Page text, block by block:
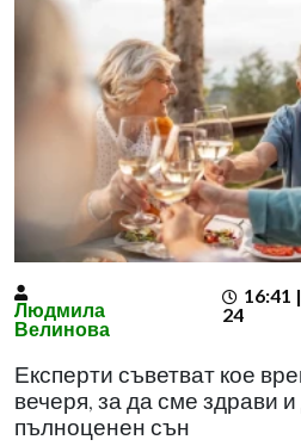
Людмила
Велинова
16:41
24
Експерти съветват кое
вечеря, за да сме здрави
пълноценен сън